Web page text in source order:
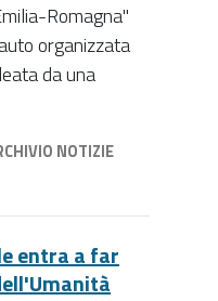
Romagna"
organizzata
da una
NOTIZIE
entra a far